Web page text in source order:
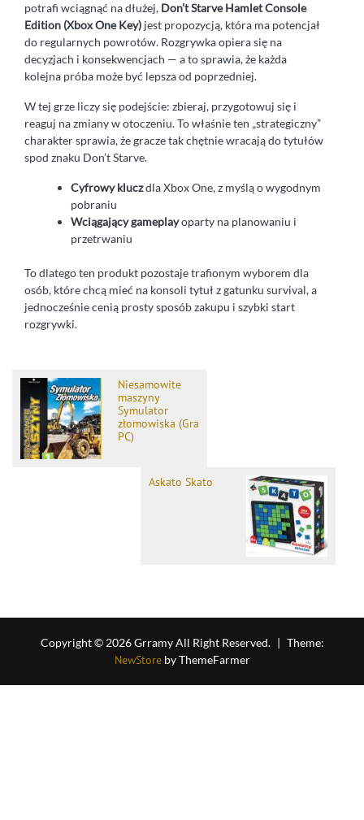
potrafi wciągnąć na dłużej, Don’t Starve Hamlet Console
Edition (Xbox One Key) jest propozycją, która ma potencjał
do regularnych powrotów. Rozgrywka opiera się na
decyzjach i konsekwencjach — a to sprawia, że każda
kolejna próba może być lepsza od poprzedniej.
W tej grze liczy się podejście: zbieraj, przygotowuj się i
reaguj na zmiany w otoczeniu. To właśnie ten „strategiczny”
charakter sprawia, że gracze tak chętnie wracają do tytułów
spod znaku Don’t Starve.
Cyfrowy kluczdla Xbox One, z myślą o wygodnym
pobraniu
Wciągający gameplayoparty na planowaniu i
przetrwaniu
To dlatego ten produkt pozostaje trafionym wyborem dla
osób, które chcą mieć na konsoli tytuł z gatunku survival, a
jednocześnie cenią prosty sposób zakupu i szybki start
rozgrywki.
Niesamowite
maszyny
Symulator
złomowiska (Gra
PC)
Askato Skato
Copyright © 2026 Grramy All Right Reserved. | Theme:
NewStoreby ThemeFarmer